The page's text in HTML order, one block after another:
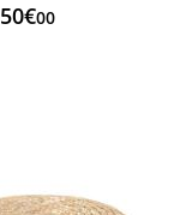
50€00